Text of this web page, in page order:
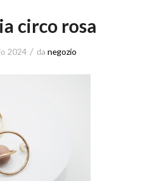
circo rosa
2024 / da negozio